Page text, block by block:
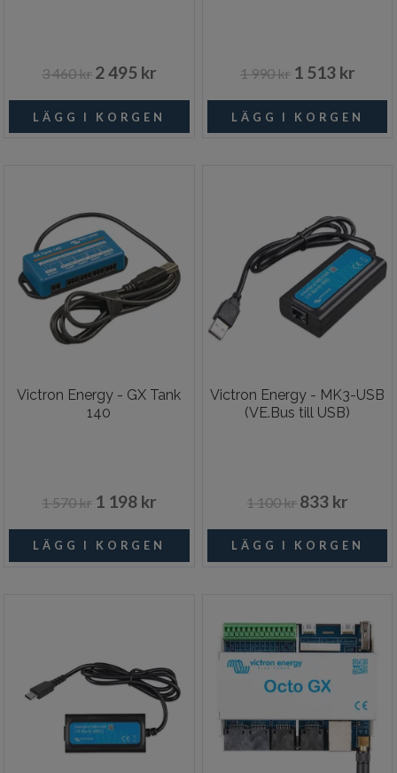
3 460 kr 2 495 kr 1 990 kr 1 513 kr
Victron Energy - GX Tank
140
1 570 kr 1 198 kr
Victron Energy - MK3-USB
(VE.Bus till USB)
1 100 kr 833 kr